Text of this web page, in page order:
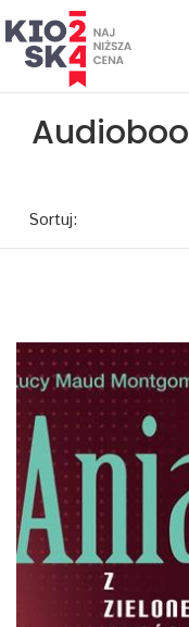
Sortuj: